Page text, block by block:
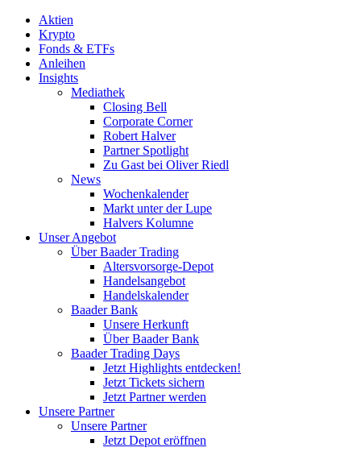
Aktien
Krypto
Fonds & ETFs
Anleihen
Insights
Mediathek
Closing Bell
Corporate Corner
Robert Halver
Partner Spotlight
Zu Gast bei Oliver Riedl
News
Wochenkalender
Markt unter der Lupe
Halvers Kolumne
Unser Angebot
Über Baader Trading
Altersvorsorge-Depot
Handelsangebot
Handelskalender
Baader Bank
Unsere Herkunft
Über Baader Bank
Baader Trading Days
Jetzt Highlights entdecken!
Jetzt Tickets sichern
Jetzt Partner werden
Unsere Partner
Unsere Partner
Jetzt Depot eröffnen